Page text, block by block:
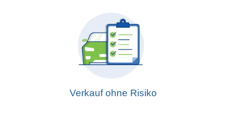
Verkauf ohne Risiko